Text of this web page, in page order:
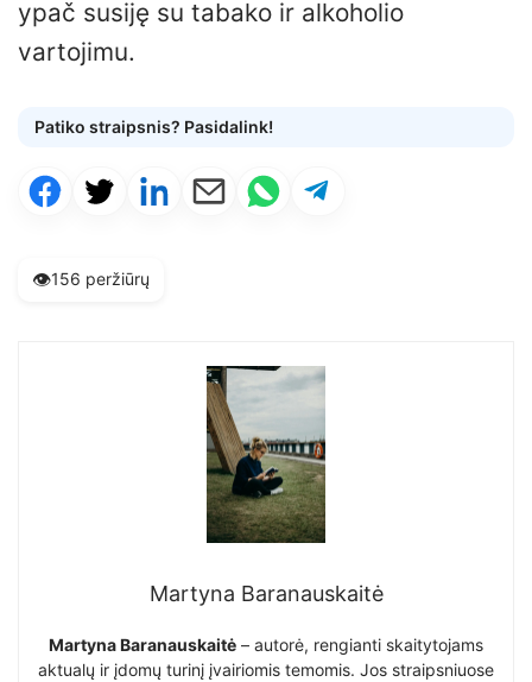
ypač susiję su tabako ir alkoholio
vartojimu.
Patiko straipsnis? Pasidalink!
👁️156 peržiūrų
Martyna Baranauskaitė
Martyna Baranauskaitė – autorė, rengianti skaitytojams
aktualų ir įdomų turinį įvairiomis temomis. Jos straipsniuose